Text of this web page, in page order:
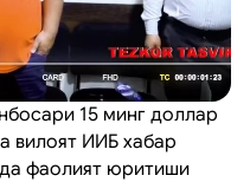
15 минг доллар
вилоят ИИБ хабар
фаолият юритиши